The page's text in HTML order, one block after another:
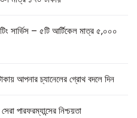
সার্ভিস – ৫টি আর্টিকেল মাত্র ৫,০০০
আপনার চ্যানেলের গ্রোথ বদলে দিন
পারফরম্যান্সের নিশ্চয়তা